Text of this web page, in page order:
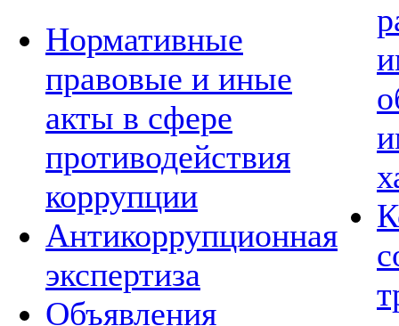
Нормативные
правовые и иные
акты в сфере
противодействия
коррупции
Антикоррупционная
экспертиза
Объявления